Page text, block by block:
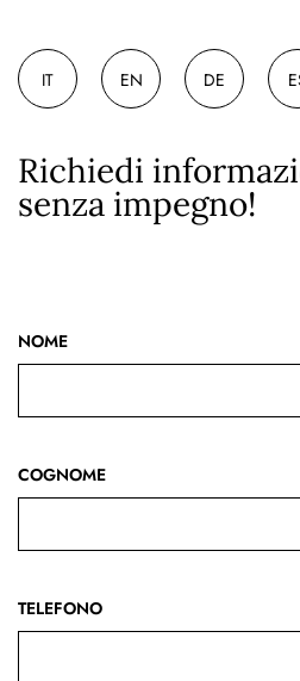
IT EN DE
Richiedi
senza impegno!
NOME
COGNOME
TELEFONO